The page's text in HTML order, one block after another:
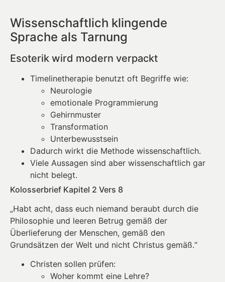
Wissenschaftlich klingende
Sprache als Tarnung
Esoterik wird modern verpackt
Timelinetherapie benutzt oft Begriffe wie:
Neurologie
emotionale Programmierung
Gehirnmuster
Transformation
Unterbewusstsein
Dadurch wirkt die Methode wissenschaftlich.
Viele Aussagen sind aber wissenschaftlich gar
nicht belegt.
Kolosserbrief Kapitel 2 Vers 8
„Habt acht, dass euch niemand beraubt durch die
Philosophie und leeren Betrug gemäß der
Überlieferung der Menschen, gemäß den
Grundsätzen der Welt und nicht Christus gemäß.“
Christen sollen prüfen:
Woher kommt eine Lehre?